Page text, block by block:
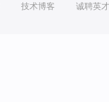
技术博客 诚聘英才